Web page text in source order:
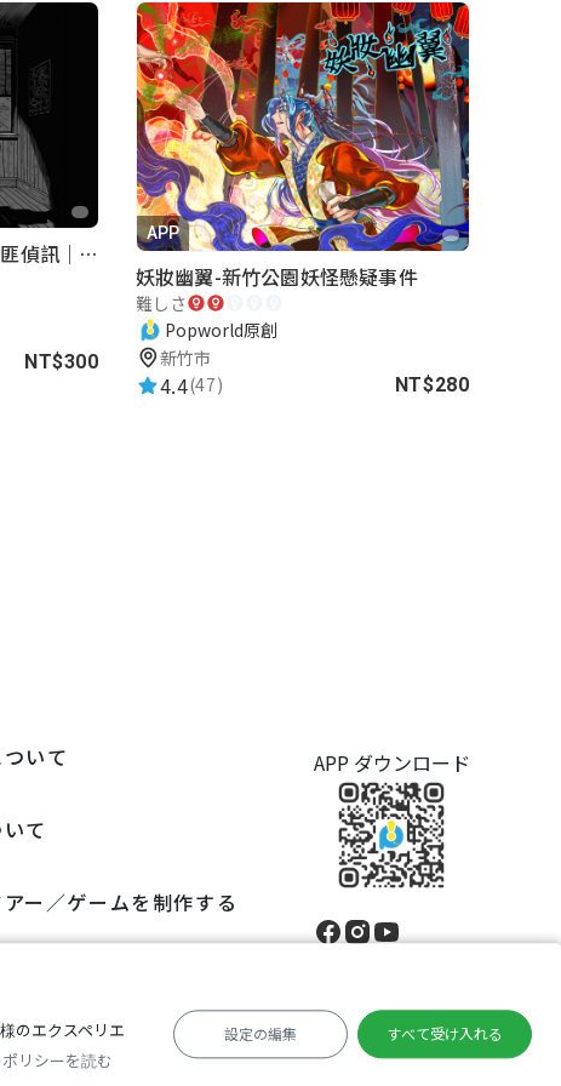
罪證紀念簿｜解謎桌遊｜警匪偵訊｜室內遊戲
NT$300
APP
妖妝幽翼-新竹公園妖怪懸疑事件
難しさ
Popworld原創
新竹市
4.4(47) NT$280
いて
て
ー／ゲームを制作する
APP ダウンロード
日本語
のエクスペリエ
リシーを読む
設定の編集 すべて受け入れる